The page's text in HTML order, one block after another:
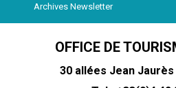
Archives Newsletter
OFFICE DE
30 allées Jean